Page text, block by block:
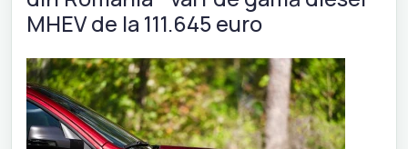
MHEV de la 111.645 euro